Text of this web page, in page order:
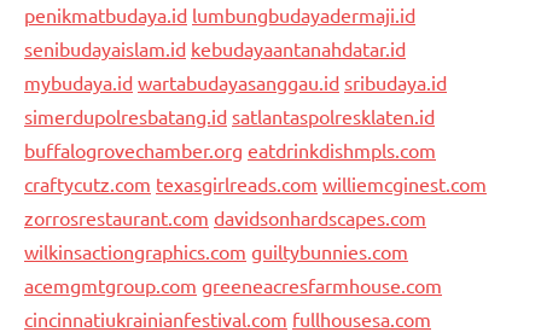
penikmatbudaya.id lumbungbudayadermaji.id
senibudayaislam.id kebudayaantanahdatar.id
mybudaya.id wartabudayasanggau.id sribudaya.id
simerdupolresbatang.id satlantaspolresklaten.id
buffalogrovechamber.org eatdrinkdishmpls.com
craftycutz.com texasgirlreads.com williemcginest.com
zorrosrestaurant.com davidsonhardscapes.com
wilkinsactiongraphics.com guiltybunnies.com
acemgmtgroup.com greeneacresfarmhouse.com
cincinnatiukrainianfestival.com fullhousesa.com